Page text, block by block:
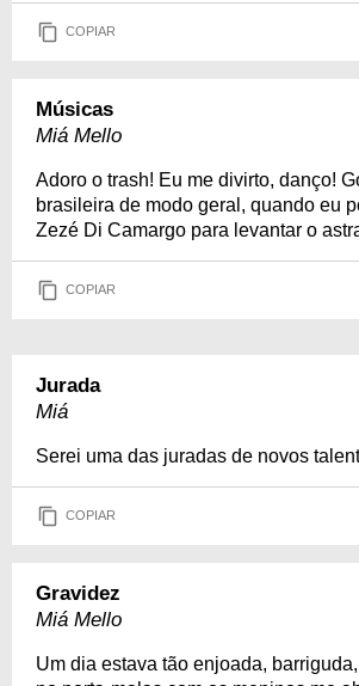
COPIAR
Músicas
Miá Mello
Adoro o trash! Eu me divirto, danço!
brasileira de modo geral, quando eu
Zezé Di Camargo para levantar o
COPIAR
Jurada
Miá
Serei uma das juradas de novos
COPIAR
Gravidez
Miá Mello
Um dia estava tão enjoada,